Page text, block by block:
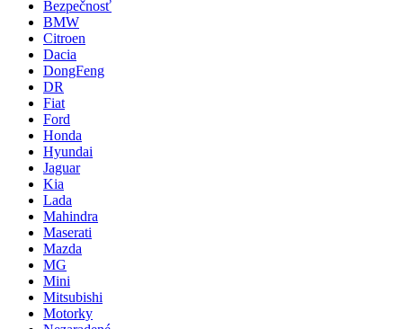
Bezpečnosť
BMW
Citroen
Dacia
DongFeng
DR
Fiat
Ford
Honda
Hyundai
Jaguar
Kia
Lada
Mahindra
Maserati
Mazda
MG
Mini
Mitsubishi
Motorky